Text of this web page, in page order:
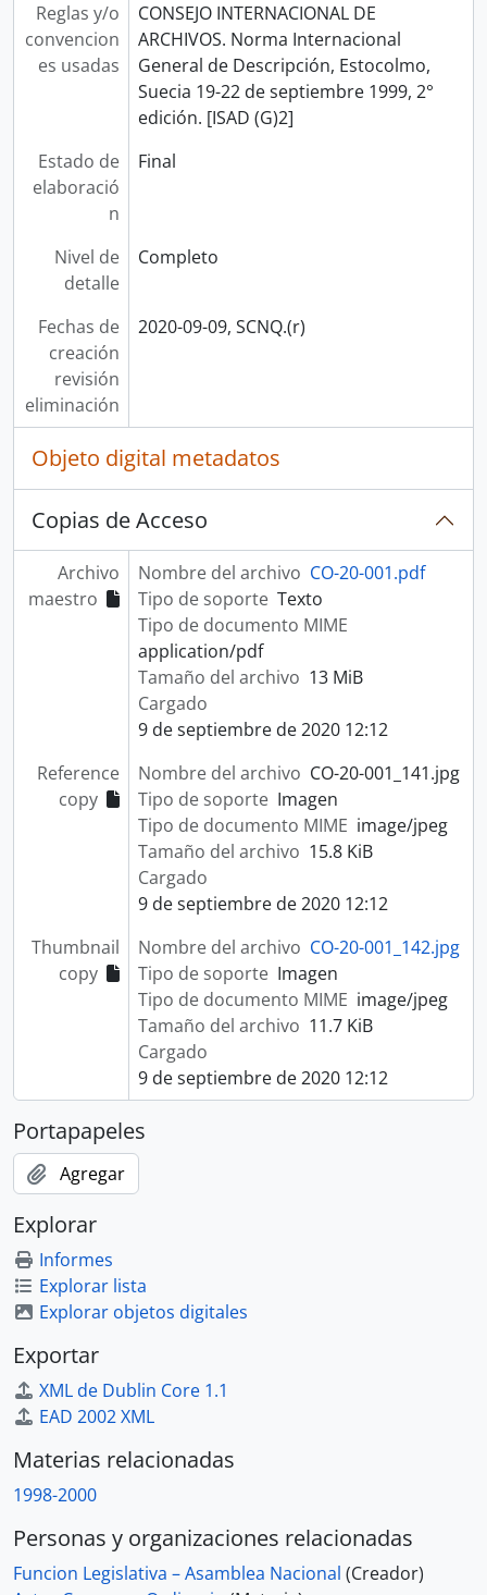
Reglas y/o
convencion
es usadas
CONSEJO INTERNACIONAL DE
ARCHIVOS. Norma Internacional
General de Descripción, Estocolmo,
Suecia 19-22 de septiembre 1999, 2°
edición. [ISAD (G)2]
Estado de
elaboració
n
Final
Nivel de
detalle
Completo
Fechas de
creación
revisión
eliminación
2020-09-09, SCNQ.(r)
Objeto digital metadatos
Copias de Acceso
Archivo
maestro
Nombre del archivo CO-20-001.pdf
Tipo de soporte Texto
Tipo de documento MIME
application/pdf
Tamaño del archivo 13 MiB
Cargado
9 de septiembre de 2020 12:12
Reference
copy
Nombre del archivo CO-20-001_141.jpg
Tipo de soporte Imagen
Tipo de documento MIME image/jpeg
Tamaño del archivo 15.8 KiB
Cargado
9 de septiembre de 2020 12:12
Thumbnail
copy
Nombre del archivo CO-20-001_142.jpg
Tipo de soporte Imagen
Tipo de documento MIME image/jpeg
Tamaño del archivo 11.7 KiB
Cargado
9 de septiembre de 2020 12:12
Portapapeles
Agregar
Explorar
Informes
Explorar lista
Explorar objetos digitales
Exportar
XML de Dublin Core 1.1
EAD 2002 XML
Materias relacionadas
1998-2000
Personas y organizaciones relacionadas
Funcion Legislativa – Asamblea Nacional (Creador)